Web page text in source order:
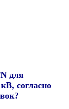
для
согласно